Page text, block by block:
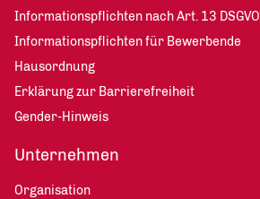
Informationspflichten nach Art. 13 DSGVO
Informationspflichten für Bewerbende
Hausordnung
Erklärung zur Barrierefreiheit
Gender-Hinweis
Unternehmen
Organisation